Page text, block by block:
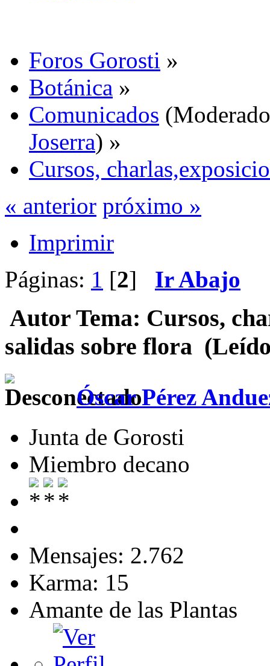
Foros Gorosti »
Botánica »
Comunicados
Joserra) »
Cursos,
« anterior próximo »
Imprimir
Páginas: 1 [2] Ir Abajo
Autor Tema: Cursos,
salidas sobre flora (Leído
Óscar Pérez
Junta de Gorosti
Miembro decano
Mensajes: 2.762
Karma: 15
Amante de las Plantas